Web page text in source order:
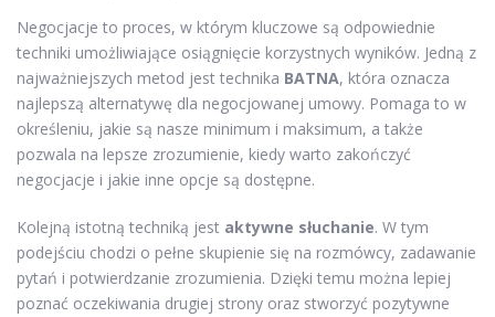
Negocjacje to proces, w którym kluczowe są odpowiednie
techniki umożliwiające osiągnięcie korzystnych wyników. Jedną z
najważniejszych metod jest technika BATNA, która oznacza
najlepszą alternatywę dla negocjowanej umowy. Pomaga to w
określeniu, jakie są nasze minimum i maksimum, a także
pozwala na lepsze zrozumienie, kiedy warto zakończyć
negocjacje i jakie inne opcje są dostępne.
Kolejną istotną techniką jest aktywne słuchanie. W tym
podejściu chodzi o pełne skupienie się na rozmówcy, zadawanie
pytań i potwierdzanie zrozumienia. Dzięki temu można lepiej
poznać oczekiwania drugiej strony oraz stworzyć pozytywne